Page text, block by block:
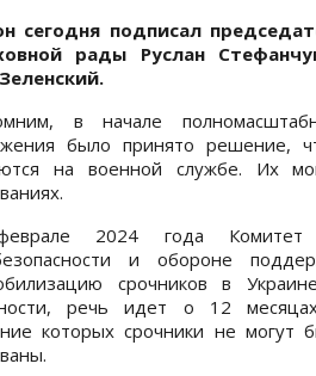
сегодня подписал
рады Руслан
в начале
было принято решение,
на военной службе. Их
2024 года
и обороне
срочников в
речь идет о 12
которых срочники не могут